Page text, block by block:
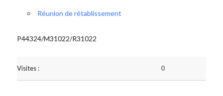
Réunion de rétablissement
P44324/M31022/R31022
Visites : 0